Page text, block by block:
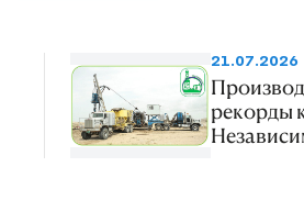
21.07.2026
рекорды